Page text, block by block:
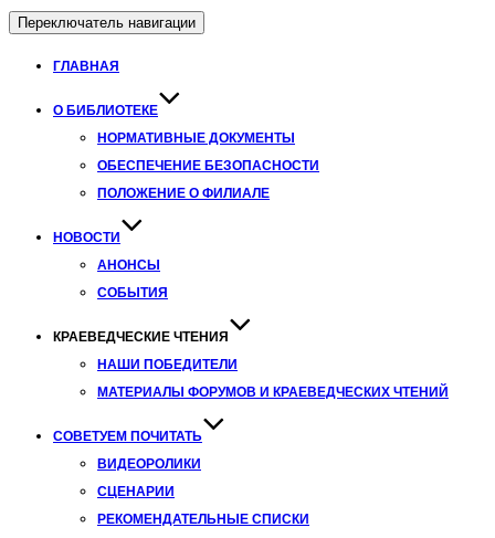
Переключатель навигации
ГЛАВНАЯ
О БИБЛИОТЕКЕ
НОРМАТИВНЫЕ ДОКУМЕНТЫ
ОБЕСПЕЧЕНИЕ БЕЗОПАСНОСТИ
ПОЛОЖЕНИЕ О ФИЛИАЛЕ
НОВОСТИ
АНОНСЫ
СОБЫТИЯ
КРАЕВЕДЧЕСКИЕ ЧТЕНИЯ
НАШИ ПОБЕДИТЕЛИ
МАТЕРИАЛЫ ФОРУМОВ И КРАЕВЕДЧЕСКИХ ЧТЕНИЙ
СОВЕТУЕМ ПОЧИТАТЬ
ВИДЕОРОЛИКИ
СЦЕНАРИИ
РЕКОМЕНДАТЕЛЬНЫЕ СПИСКИ